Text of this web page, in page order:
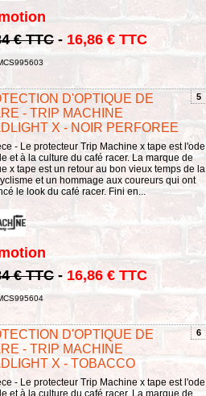
€ TTC - 16,86 € TTC
5
D'OPTIQUE DE
- TRIP MACHINE
X - NOIR PERFOREE
- Le protecteur Trip Machine x tape est l'ode
et à la culture du café racer. La marque de
x tape est un retour au bon vieux temps de la
et un hommage aux coureurs qui ont
le look du café racer. Fini en...
€ TTC - 16,86 € TTC
6
D'OPTIQUE DE
- TRIP MACHINE
X - TOBACCO
- Le protecteur Trip Machine x tape est l'ode
et à la culture du café racer. La marque de